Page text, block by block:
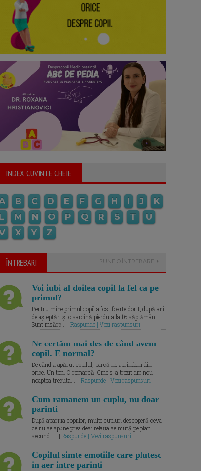
INDEX CUVINTE CHEIE
B C D E F G H I J
K
L
M N O P Q R S T
U
X Y Z
ÎNTREBARI PUNE O ÎNTREBARE
Voi iubi al doilea copil la fel ca pe
primul?
Pentru mine primul copil a fost foarte dorit, după ani
de așteptări și o sarcină pierduta la 16 săptămâni.
Sunt însărc... | Raspunde | Vezi raspunsuri
Ne certăm mai des de când avem
copil. E normal?
De când a apărut copilul, parcă ne aprindem din
orice. Un ton. O remarcă. Cine s-a trezit din nou
noaptea trecuta.... | Raspunde | Vezi raspunsuri
Cum ramanem un cuplu, nu doar
parinti
După apariția copiilor, multe cupluri descoperă ceva
ce nu se spune prea des: relația se mută pe plan
secund. ... | Raspunde | Vezi raspunsuri
Copilul simte emotiile care plutesc
in aer intre parinti